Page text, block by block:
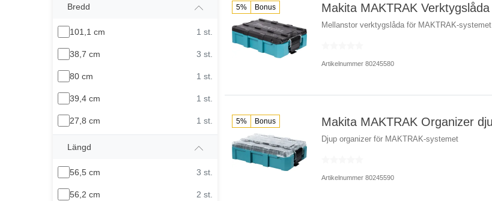
Bredd
101,1 cm 1 st.
38,7 cm 3 st.
80 cm 1 st.
39,4 cm 1 st.
27,8 cm 1 st.
Längd
56,5 cm 3 st.
56,2 cm 2 st.
5% Bonus Makita MAKTRAK
Mellanstor verktygslåda för MAKTRAK-systemet
Artikelnummer 80245580
5% Bonus Makita MAKTRAK Organizer
Djup organizer för MAKTRAK-systemet
Artikelnummer 80245590